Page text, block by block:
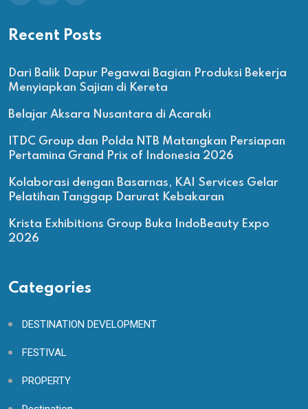
Recent Posts
Dari Balik Dapur Pegawai Bagian Produksi Bekerja
Menyiapkan Sajian di Kereta
Belajar Aksara Nusantara di Acaraki
ITDC Group dan Polda NTB Matangkan Persiapan
Pertamina Grand Prix of Indonesia 2026
Kolaborasi dengan Basarnas, KAI Services Gelar
Pelatihan Tanggap Darurat Kebakaran
Krista Exhibitions Group Buka IndoBeauty Expo
2026
Categories
DESTINATION DEVELOPMENT
FESTIVAL
PROPERTY